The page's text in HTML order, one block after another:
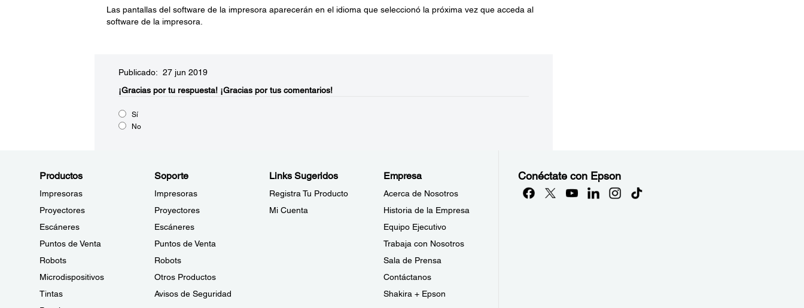
Las pantallas del software de la impresora aparecerán en el idioma que seleccionó la próxima vez que acceda al
software de la impresora.
Publicado: 27 jun 2019
¡Gracias por tu respuesta! ¡Gracias por tus comentarios!
Sí
No
Productos
Impresoras
Proyectores
Escáneres
Puntos de Venta
Robots
Microdispositivos
Tintas
Soporte
Impresoras
Proyectores
Escáneres
Puntos de Venta
Robots
Otros Productos
Avisos de Seguridad
Links Sugeridos
Registra Tu Producto
Mi Cuenta
Empresa
Acerca de Nosotros
Historia de la Empresa
Equipo Ejecutivo
Trabaja con Nosotros
Sala de Prensa
Contáctanos
Shakira + Epson
Conéctate con Epson